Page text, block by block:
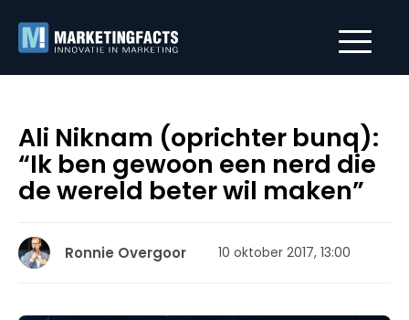
Ali Niknam (oprichter bunq):
“Ik ben gewoon een nerd die
de wereld beter wil maken”
Ronnie Overgoor 10 oktober 2017, 13:00